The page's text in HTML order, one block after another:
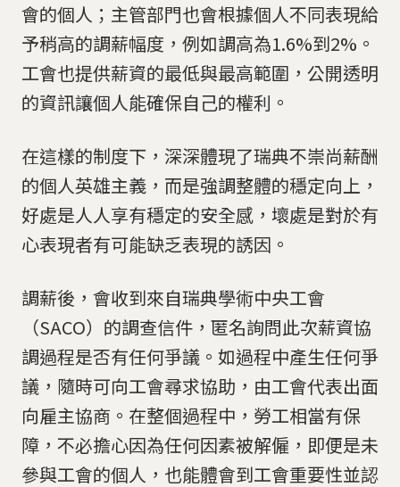
會的個人；主管部門也會根據個人不同表現給
予稍高的調薪幅度，例如調高為1.6%到2%。
工會也提供薪資的最低與最高範圍，公開透明
的資訊讓個人能確保自己的權利。
在這樣的制度下，深深體現了瑞典不崇尚薪酬
的個人英雄主義，而是強調整體的穩定向上，
好處是人人享有穩定的安全感，壞處是對於有
心表現者有可能缺乏表現的誘因。
調薪後，會收到來自瑞典學術中央工會
（SACO）的調查信件，匿名詢問此次薪資協
調過程是否有任何爭議。如過程中產生任何爭
議，隨時可向工會尋求協助，由工會代表出面
向雇主協商。在整個過程中，勞工相當有保
障，不必擔心因為任何因素被解僱，即便是未
參與工會的個人，也能體會到工會重要性並認